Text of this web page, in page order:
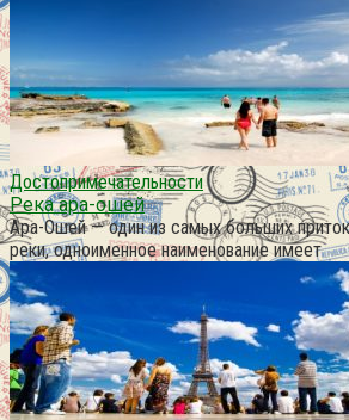
Достопримечательности
Река ара-ошей
Ара-Ошей — один из самых больших
реки, одноименное наименование имеет